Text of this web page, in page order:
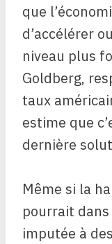
que
d’accélérer
niveau plus
Goldberg,
taux
estime que
dernière
Même si la
pourrait
imputée à